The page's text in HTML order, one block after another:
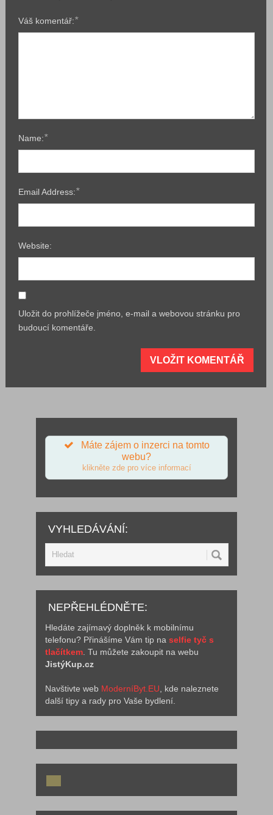
Váš komentář:*
Name:*
Email Address:*
Website:
Uložit do prohlížeče jméno, e-mail a webovou stránku pro
budoucí komentáře.
Máte zájem o inzerci na tomto
webu?
klikněte zde pro více informací
VYHLEDÁVÁNÍ:
NEPŘEHLÉDNĚTE:
Hledáte zajímavý doplněk k mobilnímu
telefonu? Přinášíme Vám tip na selfie tyč s
tlačítkem. Tu můžete zakoupit na webu
JistýKup.cz
Navštivte web ModerníByt.EU , kde naleznete
další tipy a rady pro Vaše bydlení.